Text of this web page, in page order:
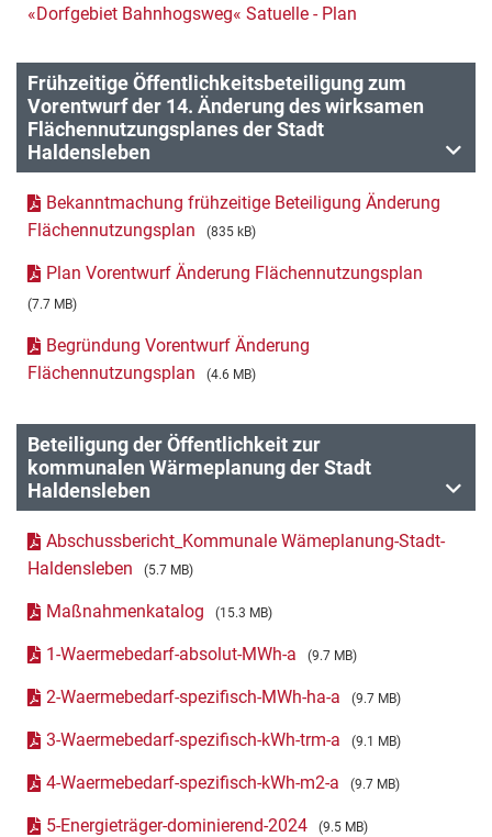
«Dorfgebiet Bahnhogsweg« Satuelle - Plan
Frühzeitige Öffentlichkeitsbeteiligung zum
Vorentwurf der 14. Änderung des wirksamen
Flächennutzungsplanes der Stadt
Haldensleben
Bekanntmachung frühzeitige Beteiligung Änderung
Flächennutzungsplan
(835 kB)
Plan Vorentwurf Änderung Flächennutzungsplan
(7.7 MB)
Begründung Vorentwurf Änderung
Flächennutzungsplan
(4.6 MB)
Beteiligung der Öffentlichkeit zur
kommunalen Wärmeplanung der Stadt
Haldensleben
Abschussbericht_Kommunale Wämeplanung-Stadt-
Haldensleben
(5.7 MB)
Maßnahmenkatalog (15.3 MB)
1-Waermebedarf-absolut-MWh-a (9.7 MB)
2-Waermebedarf-spezifisch-MWh-ha-a (9.7 MB)
3-Waermebedarf-spezifisch-kWh-trm-a (9.1 MB)
4-Waermebedarf-spezifisch-kWh-m2-a (9.7 MB)
5-Energieträger-dominierend-2024 (9.5 MB)